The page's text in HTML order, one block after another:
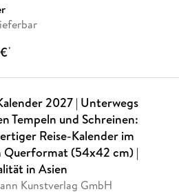
*
2027 | Unterwegs
Tempeln und Schreinen:
Reise-Kalender im
Querformat (54x42 cm) |
in Asien
Kunstverlag GmbH